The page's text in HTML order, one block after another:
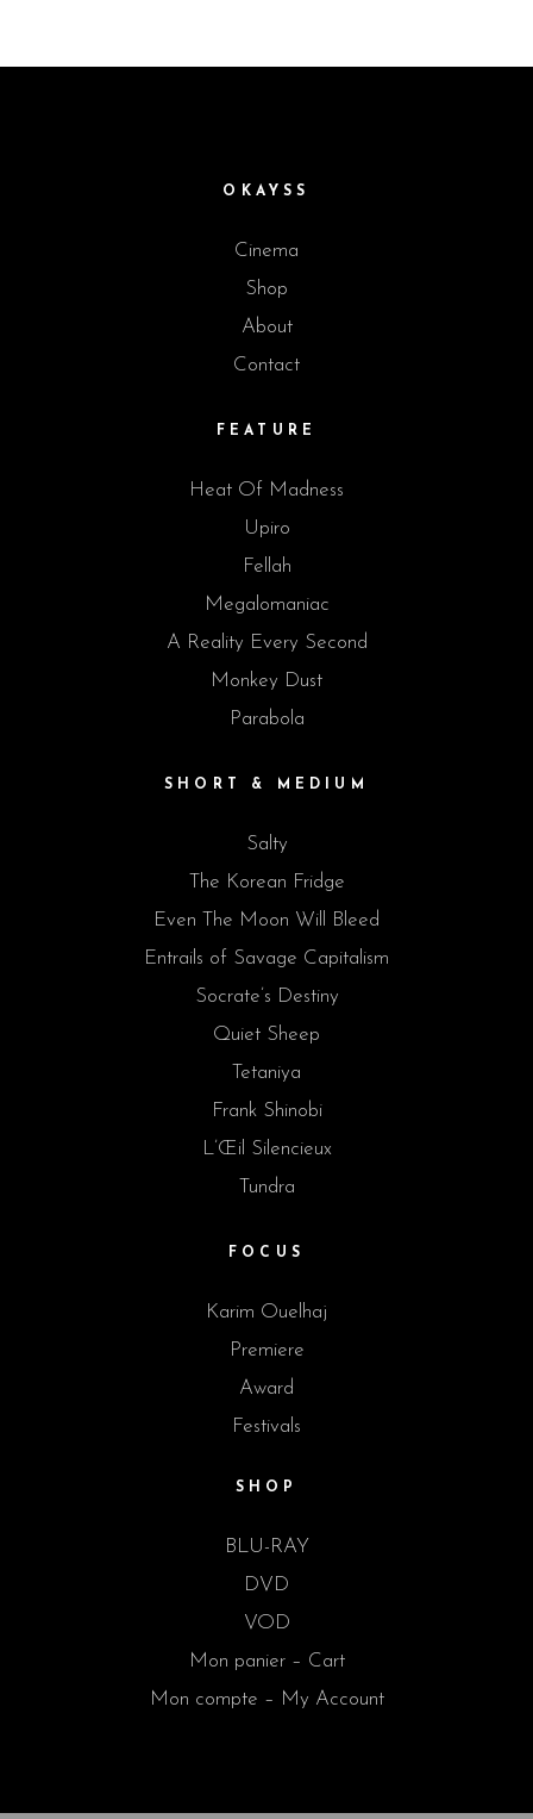
OKAYSS
Cinema
Shop
About
Contact
FEATURE
Heat Of Madness
Upiro
Fellah
Megalomaniac
A Reality Every Second
Monkey Dust
Parabola
SHORT & MEDIUM
Salty
The Korean Fridge
Even The Moon Will Bleed
Entrails of Savage Capitalism
Socrate’s Destiny
Quiet Sheep
Tetaniya
Frank Shinobi
L’Œil Silencieux
Tundra
FOCUS
Karim Ouelhaj
Premiere
Award
Festivals
SHOP
BLU-RAY
DVD
VOD
Mon panier – Cart
Mon compte – My Account